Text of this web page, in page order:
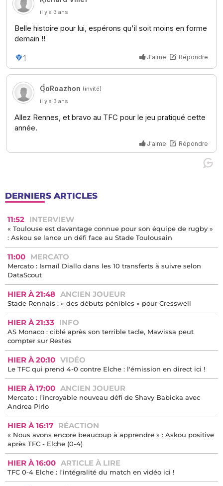
DERNIERS ARTICLES
11:52 INTERVIEW
« Toulouse est davantage connue pour son équipe de rugby »
: Askou se lance un défi face au Stade Toulousain
11:00 MERCATO
Mercato : Ismaïl Diallo dans les 10 transferts à suivre selon
DataScout
HIER À 21:48 ANCIEN JOUEUR
Stade Rennais : « des débuts pénibles » pour Cresswell
HIER À 21:33 INFO
AS Monaco : ciblé après son terrible tacle, Mawissa peut
compter sur Restes
HIER À 20:10 VIDÉO
Le TFC qui prend 4-0 contre Elche : l'émission en direct ici !
HIER À 17:00 ANCIEN JOUEUR
Mercato : l'incroyable nouveau défi de Shavy Babicka avec
Andrea Pirlo
HIER À 16:17 RÉACTION
« Nous avons encore beaucoup à apprendre » : Askou positive
après TFC - Elche (0-4)
HIER À 16:00 ARTICLE À LIRE
TFC 0-4 Elche : l'intégralité du match en vidéo ici !